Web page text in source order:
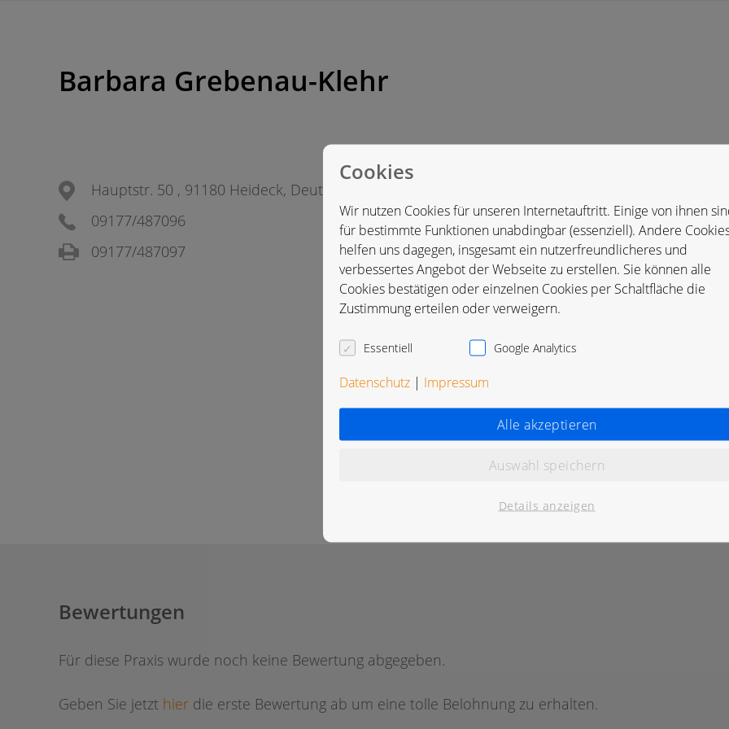
Barbara Grebenau-Klehr
Hauptstr. 50 , 91180 Heideck, Deutschland
09177/487096
09177/487097
Bewertungen
Für diese Praxis wurde noch keine Bewertung abgegeben.
Geben Sie jetzt hier die erste Bewertung ab um eine tolle Belohnung zu erhalten.
Cookies
Wir nutzen Cookies für unseren Internetauftritt. Einige von ihnen
für bestimmte Funktionen unabdingbar (essenziell). Andere
helfen uns dagegen, insgesamt ein nutzerfreundlicheres und
verbessertes Angebot der Webseite zu erstellen. Sie können alle
Cookies bestätigen oder einzelnen Cookies per Schaltfläche die
Zustimmung erteilen oder verweigern.
Essentiell Google Analytics
Datenschutz | Impressum
Alle akzeptieren
Auswahl speichern
Details anzeigen